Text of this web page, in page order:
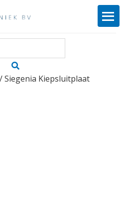
/ Siegenia Kiepsluitplaat